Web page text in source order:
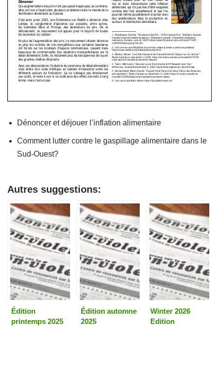
Dénoncer et déjouer l’inflation alimentaire
Comment lutter contre le gaspillage alimentaire dans le
Sud-Ouest?
Autres suggestions:
Édition
printemps 2025
Édition automne
2025
Winter 2026
Edition